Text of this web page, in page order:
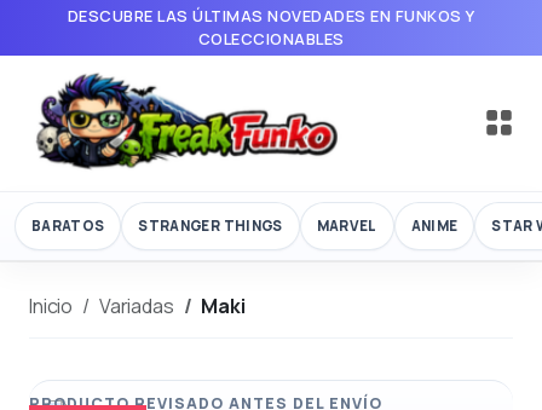
DESCUBRE LAS ÚLTIMAS NOVEDADES EN FUNKOS Y
COLECCIONABLES
BARATOS STRANGER THINGS MARVEL ANIME STAR
Inicio Variadas Maki